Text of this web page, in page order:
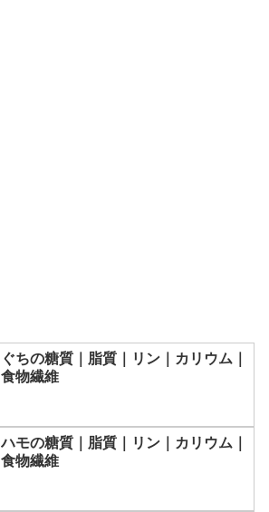
ぐちの糖質｜脂質｜リン｜カリウム｜
食物繊維
ハモの糖質｜脂質｜リン｜カリウム｜
食物繊維